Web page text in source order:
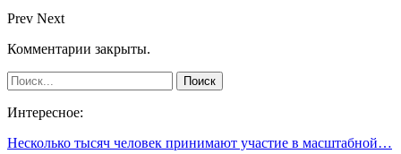
Prev Next
Комментарии закрыты.
Интересное:
Несколько тысяч человек принимают участие в масштабной…